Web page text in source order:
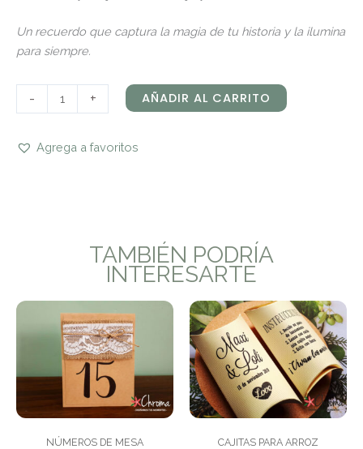
Un recuerdo que captura la magia de tu historia y la ilumina
para siempre.
- + AÑADIR AL CARRITO
Agrega a favoritos
TAMBIÉN PODRÍA
INTERESARTE
NÚMEROS DE MESA CAJITAS PARA ARROZ